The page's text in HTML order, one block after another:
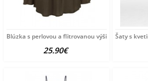
Blúzka s perlovou a flitrovanou výšivkou Aniston,
25.90€
Šaty s